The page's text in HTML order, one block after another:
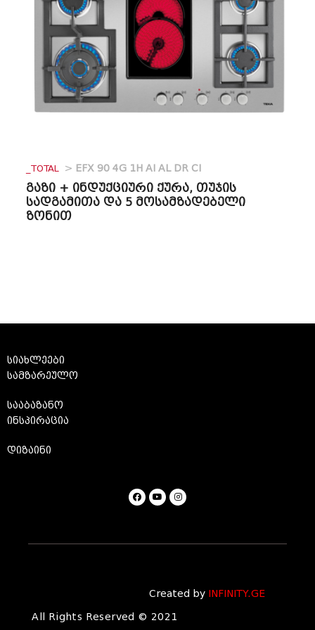
_TOTAL > EFX 90 4G 1H AI AL DR CI
გაზი + ინდუქციური ქურა, თუჯის
სადგამითა და 5 მოსამზადებელი
ზონით
სიახლეები
სამზარეულო
სააბაზანო
ინსპირაცია
დიზაინი
Created by INFINITY.GE
All Rights Reserved © 2021